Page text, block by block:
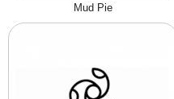
Mud Pie